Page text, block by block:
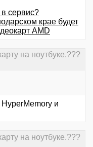
сервис?
крае будет
AMD
на ноутбуке.???
и
на ноутбуке.???